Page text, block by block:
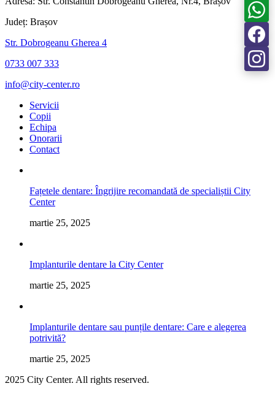
Județ: Brașov
Str. Dobrogeanu Gherea 4
0733 007 333
info@city-center.ro
Servicii
Copii
Echipa
Onorarii
Contact
Fațetele dentare: Îngrijire recomandată de specialiștii City
Center
martie 25, 2025
Implanturile dentare la City Center
martie 25, 2025
Implanturile dentare sau punțile dentare: Care e alegerea
potrivită?
martie 25, 2025
2025 City Center. All rights reserved.